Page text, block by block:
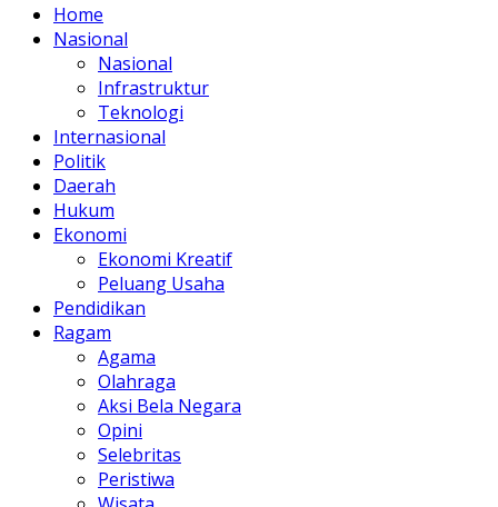
Home
Nasional
Nasional
Infrastruktur
Teknologi
Internasional
Politik
Daerah
Hukum
Ekonomi
Ekonomi Kreatif
Peluang Usaha
Pendidikan
Ragam
Agama
Olahraga
Aksi Bela Negara
Opini
Selebritas
Peristiwa